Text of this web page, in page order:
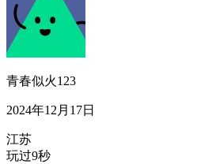
青春似火123
2024年12月17日
江苏
玩过9秒